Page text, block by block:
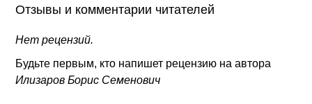
Отзывы и комментарии читателей
Нет рецензий.
Будьте первым, кто напишет рецензию на автора
Илизаров Борис Семенович